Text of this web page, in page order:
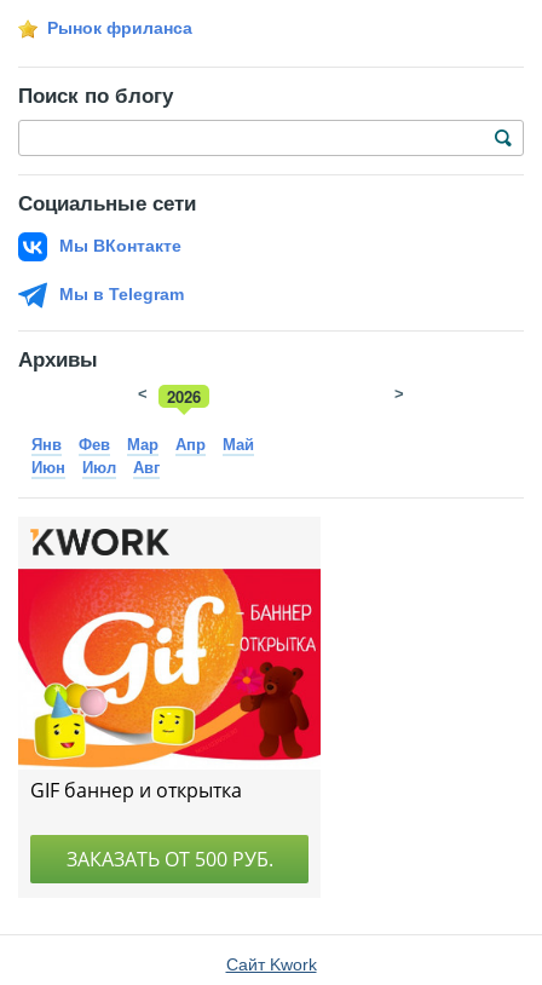
Рынок фриланса
Поиск по блогу
Социальные сети
Мы ВКонтакте
Мы в Telegram
Архивы
2026
2025
< >
Янв Фев Мар Апр
Май
Июн
Июл Авг
Сайт Kwork